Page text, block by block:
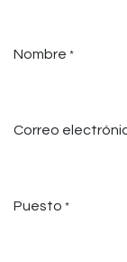
Nombre *
Correo
Puesto *